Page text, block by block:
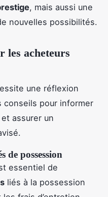
, mais aussi une
nouvelles possibilités.
les acheteurs
une réflexion
conseils pour informer
et assurer un
de possession
essentiel de
liés à la possession